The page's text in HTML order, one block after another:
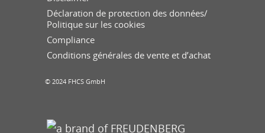
Déclaration de protection des données/
Politique sur les cookies
Compliance
Conditions générales de vente et d’achat
© 2024 FHCS GmbH